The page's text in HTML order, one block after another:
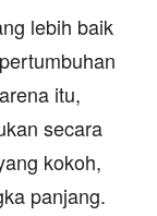
lebih baik
itu,
secara
kokoh,
panjang.